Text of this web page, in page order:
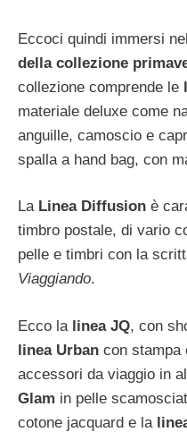
Eccoci quindi immersi
della collezione
collezione comprende le
materiale deluxe come
anguille, camoscio e
spalla a hand bag, con
La Linea Diffusion è
timbro postale, di vario
pelle e timbri con la
Viaggiando.
Ecco la linea JQ, con
linea Urban con stampa
accessori da viaggio in
Glam in pelle
cotone jacquard e la